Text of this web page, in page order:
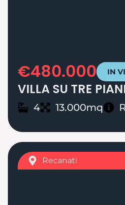
€480.000 IN
VILLA SU TRE
4 13.000mq
Recanati